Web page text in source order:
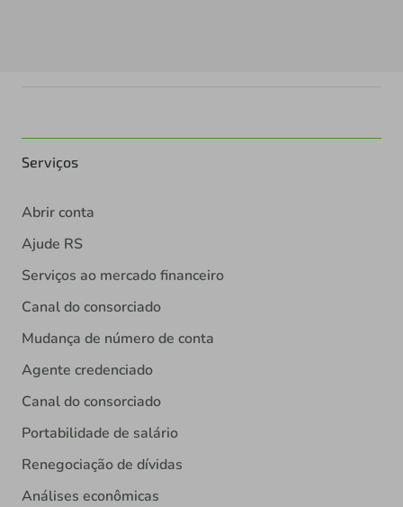
Serviços
Abrir conta
Ajude RS
Serviços ao mercado financeiro
Canal do consorciado
Mudança de número de conta
Agente credenciado
Canal do consorciado
Portabilidade de salário
Renegociação de dívidas
Análises econômicas